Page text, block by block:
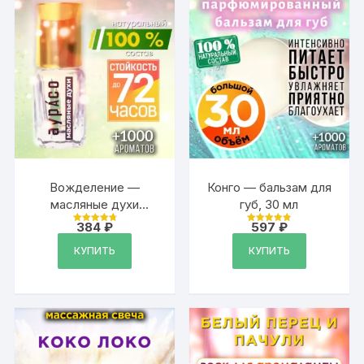
Вожделение —
масляные духи
Аурасо
Оценка
384₽
КУПИТЬ
Конго — бальзам для
губ, 30 мл
Оценка
597 ₽
КУПИТЬ